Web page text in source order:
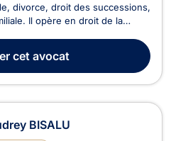
divorce, droit des successions,
Il opère en droit de la
filiation, droit de garde et
cet avocat
BISALU